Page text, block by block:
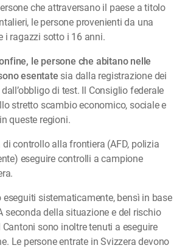
che attraversano il paese a titolo
le persone provenienti da una
i ragazzi sotto i 16 anni.
le persone che abitano nelle
esentate sia dalla registrazione dei
di test. Il Consiglio federale
stretto scambio economico, sociale e
queste regioni.
controllo alla frontiera (AFD, polizia
eseguire controlli a campione
eseguiti sistematicamente, bensì in base
seconda della situazione e del rischio
sono inoltre tenuti a eseguire
Le persone entrate in Svizzera devono